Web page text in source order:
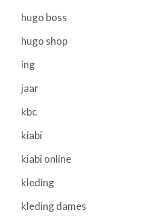
hugo boss
hugo shop
ing
jaar
kbc
kiabi
kiabi online
kleding
kleding dames